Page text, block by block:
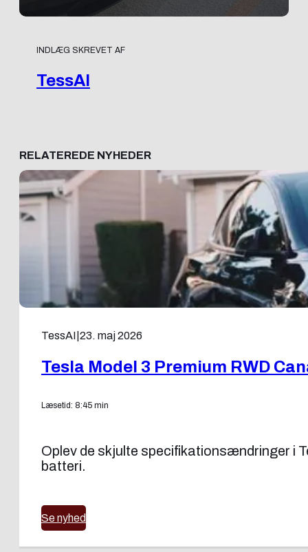
INDLÆG SKREVET AF
TessAI
RELATEREDE NYHEDER
TessAI 23. maj 2026
Tesla Model 3 Premium RWD
Læsetid: 8:45 min
Oplev de skjulte specifikationsændringer i
batteri.
Se nyhed